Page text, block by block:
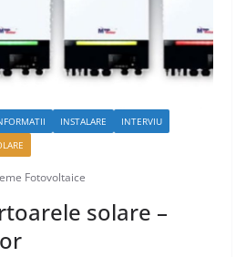
INSTALARE
INTERVIU
Fotovoltaice
solare –